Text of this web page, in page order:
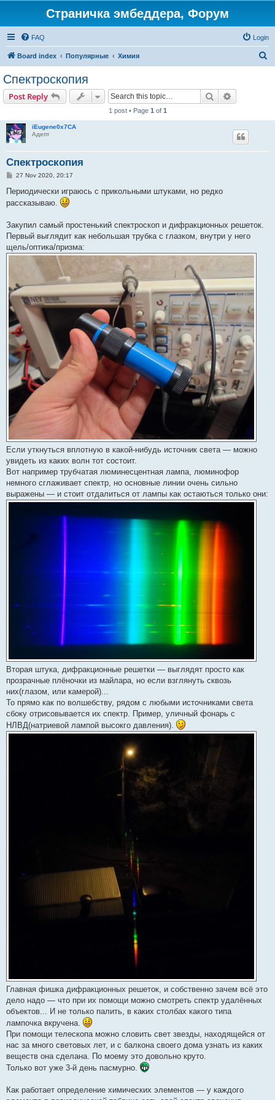
Страничка эмбеддера, Форум
FAQ Login
Board index Популярные Химия
Спектроскопия
Post Reply Search
1 post • Page 1 of 1
iEugene0x7CA
Адепт
Спектроскопия
P
s
27 Nov 2020, 20:17
Периодически играюсь с прикольными штуками, но редко
рассказываю.
Закупил самый простенький спектроскоп и дифракционных решеток.
Первый выглядит как небольшая трубка с глазком, внутри у него
щель/оптика/призма:
Если уткнуться вплотную в какой-нибудь источник света — можно
увидеть из каких волн тот состоит.
Вот например трубчатая люминесцентная лампа, люминофор
немного сглаживает спектр, но основные линии очень сильно
выражены — и стоит отдалиться от лампы как остаються только они:
Вторая штука, дифракционные решетки — выглядят просто как
прозрачные плёночки из майлара, но если взглянуть сквозь
них(глазом, или камерой)...
То прямо как по волшебству, рядом с любыми источниками света
сбоку отрисовывается их спектр. Пример, уличный фонарь с
НЛВД(натриевой лампой высокго давления).
Главная фишка дифракционных решеток, и собственно зачем всё это
дело надо — что при их помощи можно смотреть спектр удалённых
объектов... И не только палить, в каких столбах какого типа
лампочка вкручена.
При помощи телескопа можно словить свет звезды, находящейся от
нас за много световых лет, и с балкона своего дома узнать из каких
веществ она сделана. По моему это довольно круто.
Только вот уже 3-й день пасмурно.
Как работает определение химических элементов — у каждого